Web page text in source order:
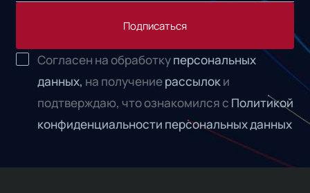
Подписаться
Согласен на обработкуперсональных
данных, на получениерассылоки
подтверждаю, что ознакомился с Политикой
конфиденциальности персональных данных